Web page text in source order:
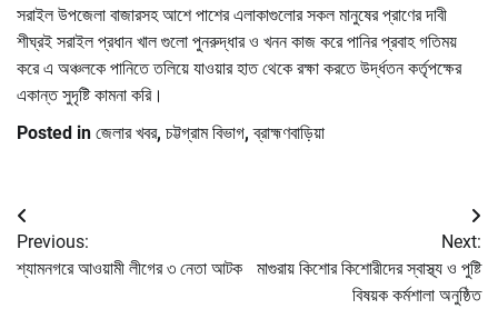
সরাইল উপজেলা বাজারসহ আশে পাশের এলাকাগুলোর সকল মানুষের প্রাণের দাবী
শীঘ্রই সরাইল প্রধান খাল গুলো পুনরুদ্ধার ও খনন কাজ করে পানির প্রবাহ গতিময়
করে এ অঞ্চলকে পানিতে তলিয়ে যাওয়ার হাত থেকে রক্ষা করতে উর্দ্ধতন কর্তৃপক্ষের
একান্ত সুদৃষ্টি কামনা করি।
Posted in জেলার খবর, চট্টগ্রাম বিভাগ,ব্রাহ্মণবাড়িয়া
Post
navigation
Previous:
শ্যামনগরে আওয়ামী লীগের ৩ নেতা আটক
Next:
মাগুরায় কিশোর কিশোরীদের স্বাস্থ্য ও পুষ্টি
বিষয়ক কর্মশালা অনুষ্ঠিত